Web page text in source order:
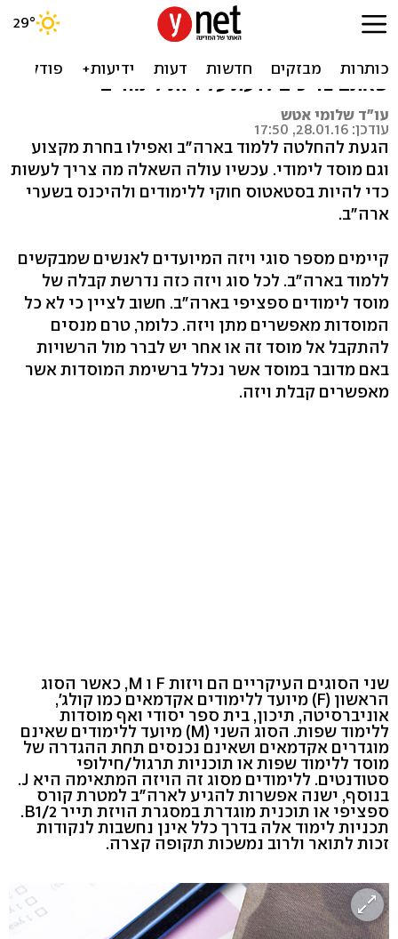
ויזות לימודים לארצות הברית
התקבלתם ללימודים בארה"ב, מזל טוב! הנה מה
שאתם צריכים לדעת על ויזת לימודים
עו"ד שלומי אטש
עודכן: 28.01.16, 17:50
הגעת להחלטה ללמוד בארה"ב ואפילו בחרת מקצוע
וגם מוסד לימודי. עכשיו עולה השאלה מה צריך לעשות
כדי להיות בסטאטוס חוקי ללימודים ולהיכנס בשערי
ארה"ב.
קיימים מספר סוגי ויזה המיועדים לאנשים שמבקשים
ללמוד בארה"ב. לכל סוג ויזה כזה נדרשת קבלה של
מוסד לימודים ספציפי בארה"ב. חשוב לציין כי לא כל
המוסדות מאפשרים מתן ויזה. כלומר, טרם מנסים
להתקבל אל מוסד זה או אחר יש לברר מול הרשויות
באם מדובר במוסד אשר נכלל ברשימת המוסדות אשר
מאפשרים קבלת ויזה.
שני הסוגים העיקריים הם ויזות F ו M, כאשר הסוג
הראשון (F) מיועד ללימודים אקדמאים כמו קולג׳,
אוניברסיטה, תיכון, בית ספר יסודי ואף מוסדות
ללימוד שפות. הסוג השני (M) מיועד ללימודים שאינם
מוגדרים אקדמאים ושאינם נכנסים תחת ההגדרה של
מוסד ללימוד שפות או תוכניות תרגול/חילופי
סטודנטים. ללימודים מסוג זה הויזה המתאימה היא J.
בנוסף, ישנה אפשרות להגיע לארה״ב למטרת קורס
ספציפי או תוכנית מוגדרת במסגרת הויזת תייר B1/2.
תכניות לימוד אלה בדרך כלל אינן נחשבות לנקודות
זכות לתואר ולרוב נמשכות תקופה קצרה.